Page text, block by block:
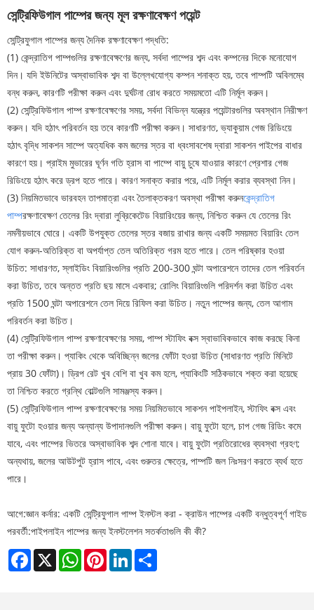
সেন্ট্রিফিউগাল পাম্পের জন্য মূল রক্ষণাবেক্ষণ পয়েন্ট
সেন্ট্রিফুগাল পাম্পের জন্য দৈনিক রক্ষণাবেক্ষণ পদ্ধতি:
(1) কেন্দ্রাতিগ পাম্পগুলির রক্ষণাবেক্ষণের জন্য, সর্বদা পাম্পের শব্দ এবং কম্পনের দিকে মনোযোগ
দিন। যদি ইউনিটের অস্বাভাবিক শব্দ বা উল্লেখযোগ্য কম্পন শনাক্ত হয়, তবে পাম্পটি অবিলম্বে
বন্ধ করুন, কারণটি পরীক্ষা করুন এবং দুর্ঘটনা রোধ করতে সময়মতো এটি নির্মূল করুন।
(2) সেন্ট্রিফিউগাল পাম্প রক্ষণাবেক্ষণের সময়, সর্বদা বিভিন্ন যন্ত্রের পয়েন্টারগুলির অবস্থান নিরীক্ষণ
করুন। যদি হঠাৎ পরিবর্তন হয় তবে কারণটি পরীক্ষা করুন। সাধারণত, ভ্যাকুয়াম গেজ রিডিংয়ে
হঠাৎ বৃদ্ধি সাকশন সাম্পে অত্যধিক কম জলের স্তর বা ধ্বংসাবশেষ দ্বারা সাকশন পাইপের বাধার
কারণে হয়। প্রাইম মুভারের ঘূর্ণন গতি হ্রাস বা পাম্পে বায়ু চুষে যাওয়ার কারণে প্রেশার গেজ
রিডিংয়ে হঠাৎ করে ড্রপ হতে পারে। কারণ সনাক্ত করার পরে, এটি নির্মূল করার ব্যবস্থা নিন।
(3) নিয়মিতভাবে ভারবহন তাপমাত্রা এবং তৈলাক্তকরণ অবস্থা পরীক্ষা করুনকেন্দ্রাতিগ
পাম্পরক্ষণাবেক্ষণ তেলের রিং দ্বারা লুব্রিকেটেড বিয়ারিংয়ের জন্য, নিশ্চিত করুন যে তেলের রিং
নমনীয়ভাবে ঘোরে। একটি উপযুক্ত তেলের স্তর বজায় রাখার জন্য একটি সময়মত বিয়ারিং তেল
যোগ করুন-অতিরিক্ত বা অপর্যাপ্ত তেল অতিরিক্ত গরম হতে পারে। তেল পরিষ্কার হওয়া
উচিত: সাধারণত, স্লাইডিং বিয়ারিংগুলির প্রতি 200-300 ঘন্টা অপারেশনে তাদের তেল পরিবর্তন
করা উচিত, তবে অন্তত প্রতি ছয় মাসে একবার; রোলিং বিয়ারিংগুলি পরিদর্শন করা উচিত এবং
প্রতি 1500 ঘন্টা অপারেশনে তেল দিয়ে রিফিল করা উচিত। নতুন পাম্পের জন্য, তেল আগাম
পরিবর্তন করা উচিত।
(4) সেন্ট্রিফিউগাল পাম্প রক্ষণাবেক্ষণের সময়, পাম্প স্টাফিং বক্স স্বাভাবিকভাবে কাজ করছে কিনা
তা পরীক্ষা করুন। প্যাকিং থেকে অবিচ্ছিন্ন জলের ফোঁটা হওয়া উচিত (সাধারণত প্রতি মিনিটে
প্রায় 30 ফোঁটা)। ড্রিপ রেট খুব বেশি বা খুব কম হলে, প্যাকিংটি সঠিকভাবে শক্ত করা হয়েছে
তা নিশ্চিত করতে গ্রন্থি বোল্টগুলি সামঞ্জস্য করুন।
(5) সেন্ট্রিফিউগাল পাম্প রক্ষণাবেক্ষণের সময় নিয়মিতভাবে সাকশন পাইপলাইন, স্টাফিং বক্স এবং
বায়ু ফুটো হওয়ার জন্য অন্যান্য উপাদানগুলি পরীক্ষা করুন। বায়ু ফুটো হলে, চাপ গেজ রিডিং কমে
যাবে, এবং পাম্পের ভিতরে অস্বাভাবিক শব্দ শোনা যাবে। বায়ু ফুটো প্রতিরোধের ব্যবস্থা গ্রহণ;
অন্যথায়, জলের আউটপুট হ্রাস পাবে, এবং গুরুতর ক্ষেত্রে, পাম্পটি জল নিঃসরণ করতে ব্যর্থ হতে
পারে।
আগে:জ্ঞান কর্নার: একটি সেন্ট্রিফুগাল পাম্প ইনস্টল করা - ক্রাউন পাম্পের একটি বন্ধুত্বপূর্ণ গাইড
পরবর্তী:পাইপলাইন পাম্পের জন্য ইনস্টলেশন সতর্কতাগুলি কী কী?
Facebook
X WhatsAppPinterestLinkedIn